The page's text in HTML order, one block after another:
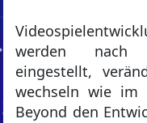
werden nach
eingestellt,
wechseln wie im
Beyond den